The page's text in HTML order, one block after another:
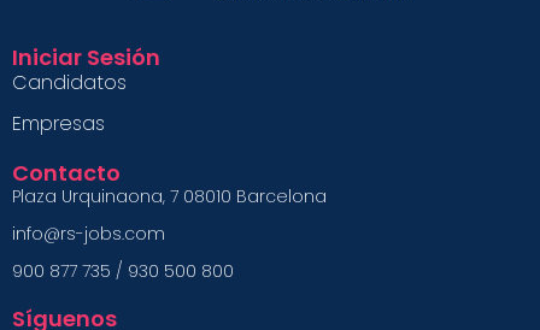
Iniciar Sesión
Candidatos
Empresas
Contacto
Plaza Urquinaona, 7 08010 Barcelona
info@rs-jobs.com
900 877 735 / 930 500 800
Síguenos